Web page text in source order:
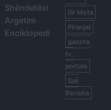
Shëndetësi
Argetim
Enciklopedi
Ilir Meta
Piranjat
gazeta,
tv,
portale
Sali
Berisha